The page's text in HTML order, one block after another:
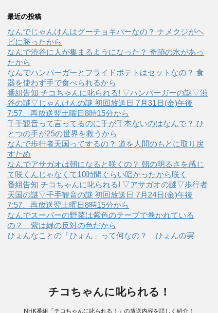
最近の投稿
なんでじゃんけんはグーチョキパーなの？ ナメクジがヘ
ビに勝ったから
なんで渋谷に人が集まるようになった？ 奇跡の水があっ
たから
なんでハンバーガーとフライドポテトはセットなの？ 食
器を使わず手で食べられるから
番組告知 チコちゃんに叱られる! ▽ハンバーガーの謎▽渋
谷の謎▽じゃんけんの謎 初回放送日 7月31日(金)午後
7:57、再放送翌土曜日8時15分から
千手観音って言ってるのに手が千本ないのはなんで？ ひ
とつの手が25の世界を救うから
なんで歩行者天国ってするの？ 道を人間のもとに取り戻
すため
なんでアサガオは朝になると咲くの？ 朝の明るさを感じ
て咲くんじゃなくて10時間ぐらい暗かったから咲く
番組告知 チコちゃんに叱られる! ▽アサガオの謎▽歩行者
天国の謎▽千手観音の謎 初回放送日 7月24日(金)午後
7:57、再放送翌土曜日8時15分から
なんでスーパーの野菜は紫色のテープで巻かれている
の？ 紫は緑の反対の色だから
ひょんなことの「ひょん」って何なの？ ひょんの実
チコちゃんに叱られる！
NHK番組「チコちゃんに叱られる！」の放送内容を詳しく紹介！